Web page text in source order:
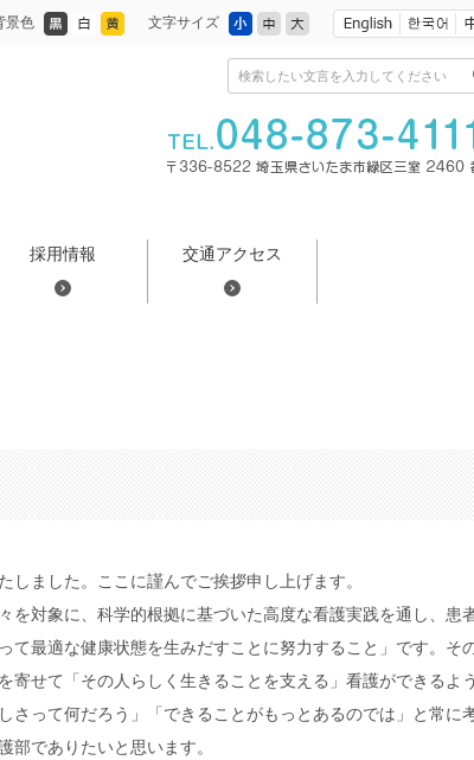
景色 文字サイズ 小 中 大
検索したい文言を入力してください
採用情報 交通アクセス
ました。ここに謹んでご挨拶申し上げます。
対象に、科学的根拠に基づいた高度な看護実践を通し、患
て最適な健康状態を生みだすことに努力すること」です。そ
寄せて「その人らしく生きることを支える」看護ができるよ
さって何だろう」「できることがもっとあるのでは」と常に
部でありたいと思います。